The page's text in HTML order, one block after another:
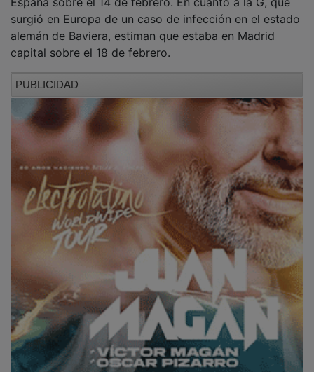
surgió en Europa de un caso de infección en el estado
alemán de Baviera, estiman que estaba en Madrid
capital sobre el 18 de febrero.